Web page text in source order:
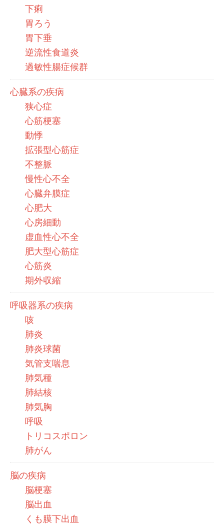
下痢
胃ろう
胃下垂
逆流性食道炎
過敏性腸症候群
心臓系の疾病
狭心症
心筋梗塞
動悸
拡張型心筋症
不整脈
慢性心不全
心臓弁膜症
心肥大
心房細動
虚血性心不全
肥大型心筋症
心筋炎
期外収縮
呼吸器系の疾病
咳
肺炎
肺炎球菌
気管支喘息
肺気種
肺結核
肺気胸
呼吸
トリコスポロン
肺がん
脳の疾病
脳梗塞
脳出血
くも膜下出血